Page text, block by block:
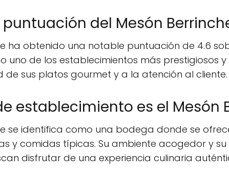
puntuación del Mesón
ha obtenido una notable puntuación de 4.6
uno de los establecimientos más prestigiosos
de sus platos gourmet y a la atención al cliente.
establecimiento es el Mesón
se identifica como una bodega donde se
y comidas típicas. Su ambiente acogedor y
disfrutar de una experiencia culinaria